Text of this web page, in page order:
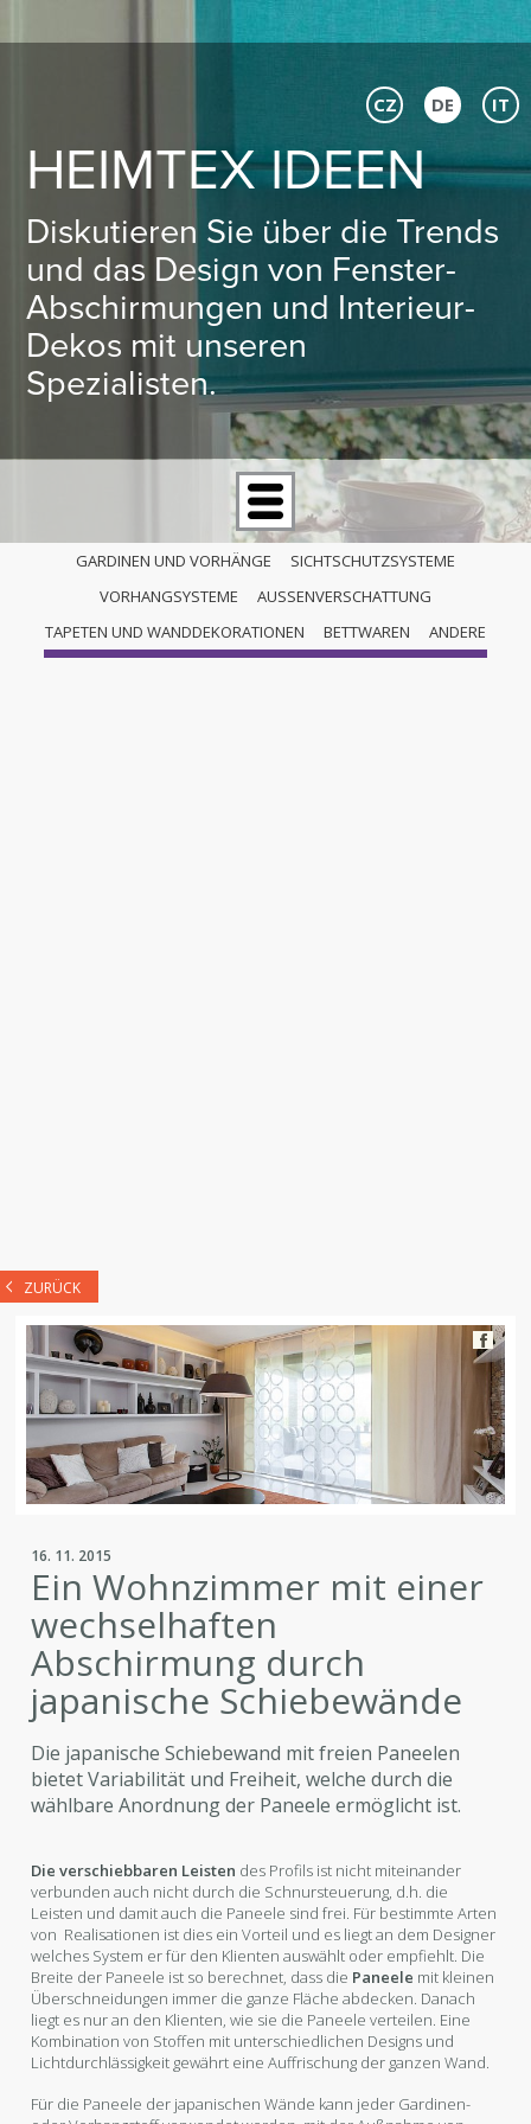
HEIMTEX IDEEN
Diskutieren Sie über die Trends
und das Design von Fenster-
Abschirmungen und Interieur-
Dekos mit unseren
Spezialisten.
CZ DE IT
GARDINEN UND VORHÄNGE
SICHTSCHUTZSYSTEME
VORHANGSYSTEME
AUSSENVERSCHATTUNG
TAPETEN UND WANDDEKORATIONEN
BETTWAREN ANDERE
FLÄCHENVORHÄNGE
ZURÜCK
16. 11. 2015
Ein Wohnzimmer mit einer
wechselhaften
Abschirmung durch
japanische Schiebewände
Die japanische Schiebewand mit freien Paneelen
bietet Variabilität und Freiheit, welche durch die
wählbare Anordnung der Paneele ermöglicht ist.
Die verschiebbaren Leisten des Profils ist nicht miteinander
verbunden auch nicht durch die Schnursteuerung, d.h. die
Leisten und damit auch die Paneele sind frei. Für bestimmte Arten
von Realisationen ist dies ein Vorteil und es liegt an dem Designer
welches System er für den Klienten auswählt oder empfiehlt. Die
Breite der Paneele ist so berechnet, dass die Paneele mit kleinen
Überschneidungen immer die ganze Fläche abdecken. Danach
liegt es nur an den Klienten, wie sie die Paneele verteilen. Eine
Kombination von Stoffen mit unterschiedlichen Designs und
Lichtdurchlässigkeit gewährt eine Auffrischung der ganzen Wand.
Für die Paneele der japanischen Wände kann jeder Gardinen-